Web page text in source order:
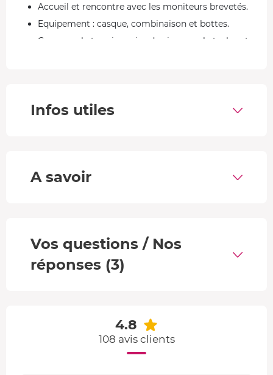
Accueil et rencontre avec les moniteurs brevetés.
Equipement : casque, combinaison et bottes.
Cours sur le terrain : prise de virages, obstacles et
moto parfaites pour les 6-15 ans.
Pour les adultes
Dès 14 ans, enfants et adultes peuvent conduire une
Infos utiles
A savoir
Vos questions / Nos
réponses (3)
4.8
108 avis clients